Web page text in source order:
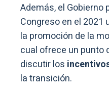
Además, el Gobierno
Congreso en el 2021
la promoción de la
cual ofrece un punto
discutir los
la transición.